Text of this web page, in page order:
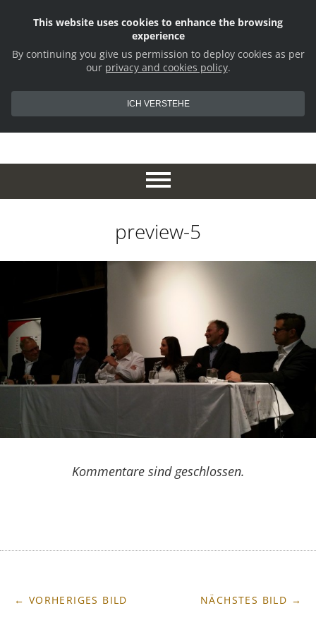
preview-5
Kommentare sind geschlossen.
← VORHERIGES BILD NÄCHSTES BILD →
This website uses cookies to enhance the browsing
experience
By continuing you give us permission to deploy cookies as per
our privacy and cookies policy.
ICH VERSTEHE